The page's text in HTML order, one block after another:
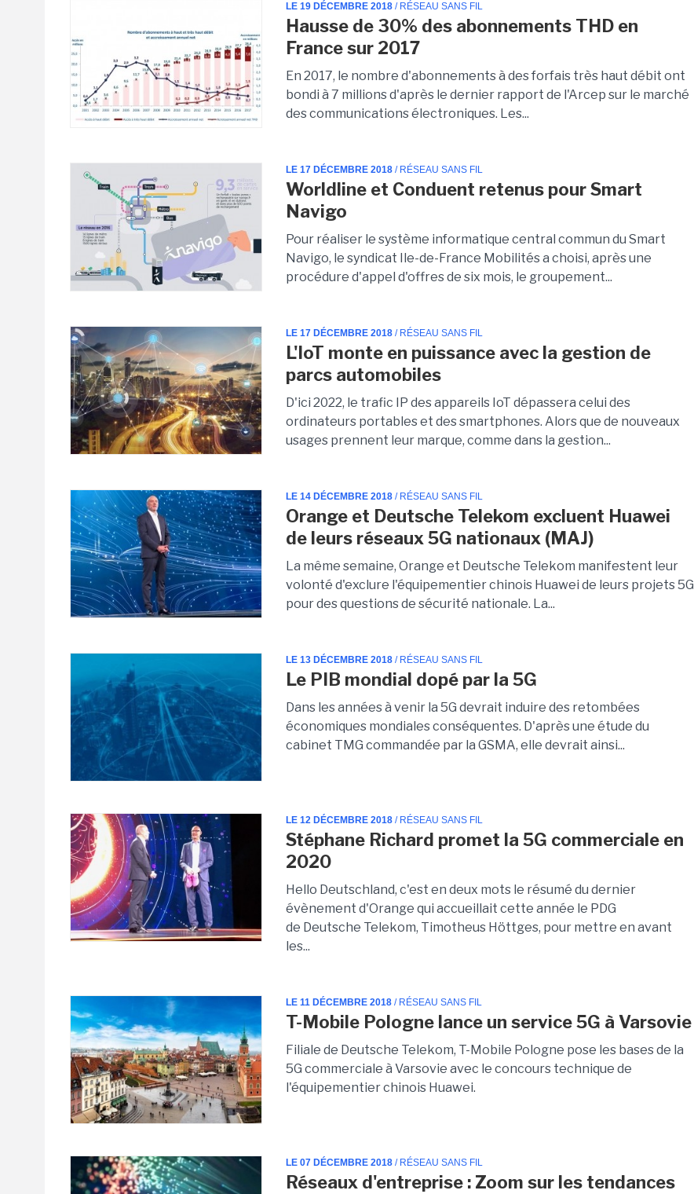
LE 19 DÉCEMBRE 2018 / RÉSEAU SANS FIL
Hausse de 30% des abonnements THD en
France sur 2017
En 2017, le nombre d'abonnements à des forfais très haut débit ont
bondi à 7 millions d'après le dernier rapport de l'Arcep sur le marché
des communications électroniques. Les...
LE 17 DÉCEMBRE 2018 / RÉSEAU SANS FIL
Worldline et Conduent retenus pour Smart
Navigo
Pour réaliser le système informatique central commun du Smart
Navigo, le syndicat Ile-de-France Mobilités a choisi, après une
procédure d'appel d'offres de six mois, le groupement...
LE 17 DÉCEMBRE 2018 / RÉSEAU SANS FIL
L'IoT monte en puissance avec la gestion de
parcs automobiles
D'ici 2022, le trafic IP des appareils IoT dépassera celui des
ordinateurs portables et des smartphones. Alors que de nouveaux
usages prennent leur marque, comme dans la gestion...
LE 14 DÉCEMBRE 2018 / RÉSEAU SANS FIL
Orange et Deutsche Telekom excluent Huawei
de leurs réseaux 5G nationaux (MAJ)
La même semaine, Orange et Deutsche Telekom manifestent leur
volonté d'exclure l'équipementier chinois Huawei de leurs projets 5G
pour des questions de sécurité nationale. La...
LE 13 DÉCEMBRE 2018 / RÉSEAU SANS FIL
Le PIB mondial dopé par la 5G
Dans les années à venir la 5G devrait induire des retombées
économiques mondiales conséquentes. D'après une étude du
cabinet TMG commandée par la GSMA, elle devrait ainsi...
LE 12 DÉCEMBRE 2018 / RÉSEAU SANS FIL
Stéphane Richard promet la 5G commerciale en
2020
Hello Deutschland, c'est en deux mots le résumé du dernier
évènement d'Orange qui accueillait cette année le PDG
de Deutsche Telekom, Timotheus Höttges, pour mettre en avant
les...
LE 11 DÉCEMBRE 2018 / RÉSEAU SANS FIL
T-Mobile Pologne lance un service 5G à Varsovie
Filiale de Deutsche Telekom, T-Mobile Pologne pose les bases de la
5G commerciale à Varsovie avec le concours technique de
l'équipementier chinois Huawei.
LE 07 DÉCEMBRE 2018 / RÉSEAU SANS FIL
Réseaux d'entreprise : Zoom sur les tendances